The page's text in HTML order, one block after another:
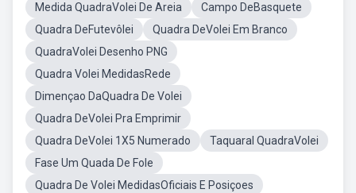
Medida QuadraVolei De Areia
Campo DeBasquete
Quadra DeFutevôlei
Quadra DeVolei Em Branco
QuadraVolei Desenho PNG
Quadra Volei MedidasRede
Dimençao DaQuadra De Volei
Quadra DeVolei Pra Emprimir
Quadra DeVolei 1X5 Numerado
Taquaral QuadraVolei
Fase Um Quada De Fole
Quadra De Volei MedidasOficiais E Posiçoes